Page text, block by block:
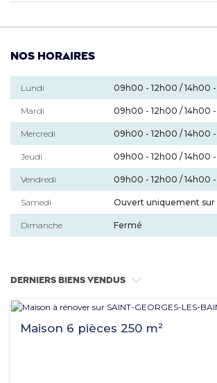
Nos horaires
Lundi 09h00 - 12h00 / 14h00 -
Mardi 09h00 - 12h00 / 14h00 -
Mercredi 09h00 - 12h00 / 14h00 -
Jeudi 09h00 - 12h00 / 14h00 -
Vendredi 09h00 - 12h00 / 14h00 -
Samedi Ouvert uniquement sur
Dimanche Fermé
Derniers biens vendus
Maison 6 pièces 250 m²